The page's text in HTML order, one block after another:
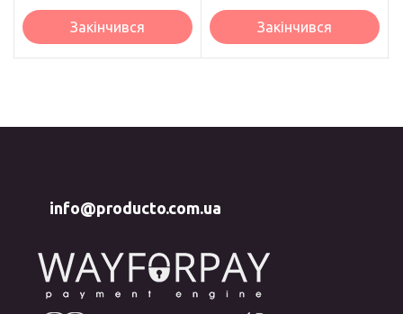
Закінчився Закінчився
info@producto.com.ua